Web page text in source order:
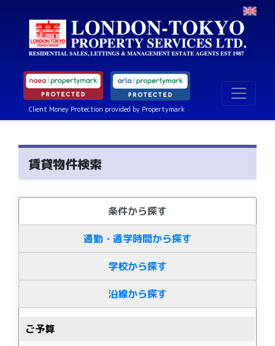
Client Money Protection provided by Propertymark
賃貸物件検索
条件から探す
通勤・通学時間から探す
学校から探す
沿線から探す
ご予算